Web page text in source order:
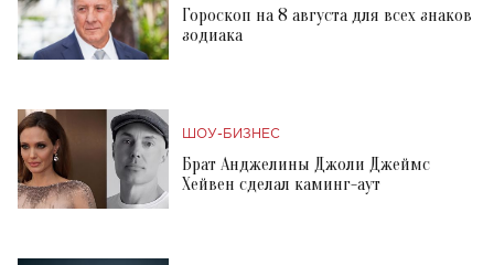
Гороскоп на 8 августа для всех знаков
зодиака
ШОУ-БИЗНЕС
Брат Анджелины Джоли Джеймс
Хейвен сделал каминг-аут